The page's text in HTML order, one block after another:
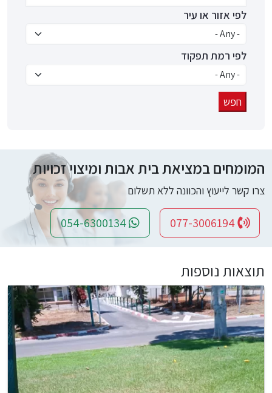
לפי אזור או עיר
לפי רמת תפקוד
המומחים במציאת בית אבות ומיצוי זכויות
צרו קשר לייעוץ והכוונה ללא תשלום
תוצאות נוספות